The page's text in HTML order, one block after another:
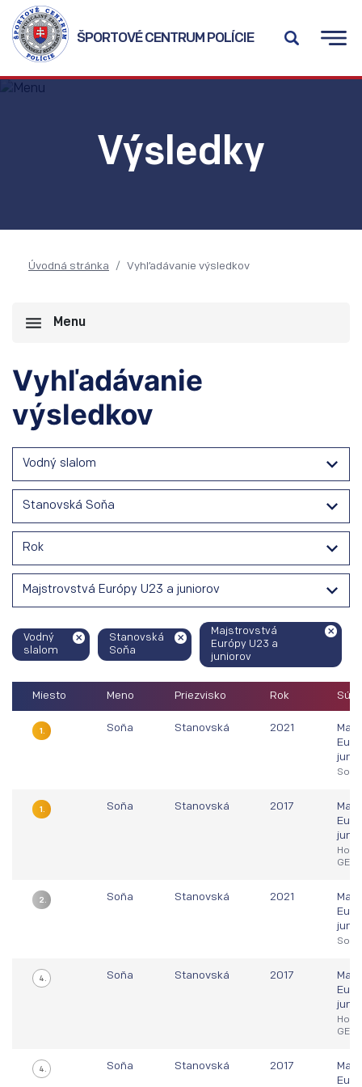
ŠPORTOVÉ CENTRUM POLÍCIE
Výsledky
Úvodná stránka Vyhľadávanie výsledkov
Menu
Vyhľadávanie
výsledkov
Vodný slalom
Stanovská Soňa
Rok
Majstrovstvá Európy U23 a juniorov
Vodný
slalom
Stanovská
Soňa
Majstrovstvá
Európy U23 a
juniorov
Miesto Meno Priezvisko Rok
1. Soňa Stanovská 2021
1. Soňa Stanovská 2017
GER
2. Soňa Stanovská 2021
4. Soňa Stanovská 2017
GER
4. Soňa Stanovská 2017